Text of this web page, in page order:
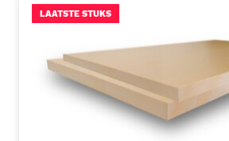
LAATSTE STUKS